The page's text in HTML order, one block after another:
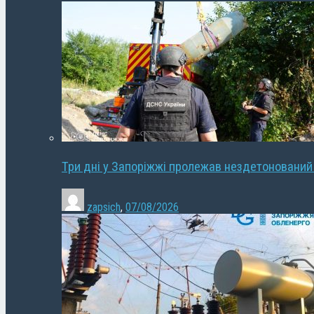
Три дні у Запоріжжі пролежав
zapsich, 07/08/2026